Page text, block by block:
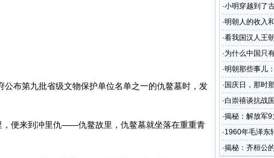
公布第九批省级文物保护单位名单之一的仇鳌墓时，发
，便来到冲里仇——仇鳌故里，仇鳌墓就坐落在重重青
·小明穿越到了
·明朝人的收入
·看我国汉人王
·为什么中国只
·明朝那些事儿
5年
· 国庆日，那时
·白崇禧谈抗战
名
·揭秘：解放军9
·1960年毛泽东
·揭秘：齐桓公